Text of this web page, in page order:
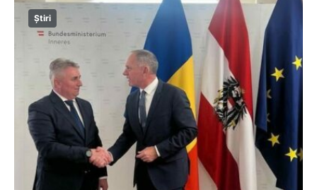
Știri